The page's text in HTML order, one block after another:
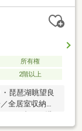
安心
所有権
2階以上
琵琶湖眺望良
全居室収納／
3万円台より購